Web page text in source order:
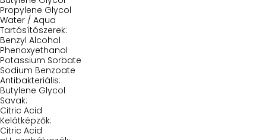
Propylene Glycol
Water / Aqua
Tartósítószerek:
Benzyl Alcohol
Phenoxyethanol
Potassium Sorbate
Sodium Benzoate
Antibakteriális:
Butylene Glycol
Savak:
Citric Acid
Kelátképzők:
Citric Acid